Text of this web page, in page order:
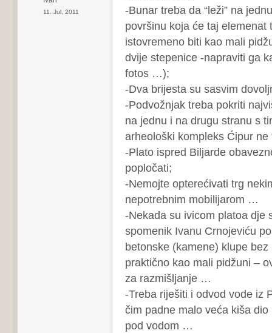
11. Jul, 2011
-Bunar treba da “leži” na
površinu koja će taj elemenat
istovremeno biti kao mali
dvije stepenice -napraviti ga
fotos …);
-Dva brijesta su sasvim
-Podvožnjak treba pokriti
na jednu i na drugu stranu s
arheološki kompleks Ćipur ne
-Plato ispred Biljarde
popločati;
-Nemojte opterećivati trg
nepotrebnim mobilijarom …
-Nekada su ivicom platoa dje
spomenik Ivanu Crnojeviću
betonske (kamene) klupe bez
praktično kao mali pidžuni –
za razmišljanje …
-Treba riješiti i odvod vode iz
čim padne malo veća kiša dio
pod vodom …